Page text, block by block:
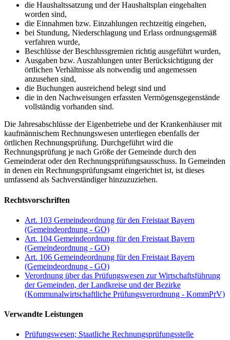
die Haushaltssatzung und der Haushaltsplan eingehalten
worden sind,
die Einnahmen bzw. Einzahlungen rechtzeitig eingehen,
bei Stundung, Niederschlagung und Erlass ordnungsgemäß
verfahren wurde,
Beschlüsse der Beschlussgremien richtig ausgeführt wurden,
Ausgaben bzw. Auszahlungen unter Berücksichtigung der
örtlichen Verhältnisse als notwendig und angemessen
anzusehen sind,
die Buchungen ausreichend belegt sind und
die in den Nachweisungen erfassten Vermögensgegenstände
vollständig vorhanden sind.
Die Jahresabschlüsse der Eigenbetriebe und der Krankenhäuser mit
kaufmännischem Rechnungswesen unterliegen ebenfalls der
örtlichen Rechnungsprüfung. Durchgeführt wird die
Rechnungsprüfung je nach Größe der Gemeinde durch den
Gemeinderat oder den Rechnungsprüfungsausschuss. In Gemeinden
in denen ein Rechnungsprüfungsamt eingerichtet ist, ist dieses
umfassend als Sachverständiger hinzuzuziehen.
Rechtsvorschriften
Art. 103 Gemeindeordnung für den Freistaat Bayern
(Gemeindeordnung - GO)
Art. 104 Gemeindeordnung für den Freistaat Bayern
(Gemeindeordnung - GO)
Art. 106 Gemeindeordnung für den Freistaat Bayern
(Gemeindeordnung - GO)
Verordnung über das Prüfungswesen zur Wirtschaftsführung
der Gemeinden, der Landkreise und der Bezirke
(Kommunalwirtschaftliche Prüfungsverordnung - KommPrV)
Verwandte Leistungen
Prüfungswesen; Staatliche Rechnungsprüfungsstelle